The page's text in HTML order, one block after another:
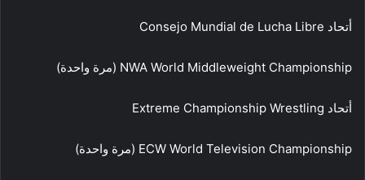
أتحاد Consejo Mundial de Lucha Libre
NWA World Middleweight Championship (مرة واحدة)
أتحاد Extreme Championship Wrestling
ECW World Television Championship (مرة واحدة)